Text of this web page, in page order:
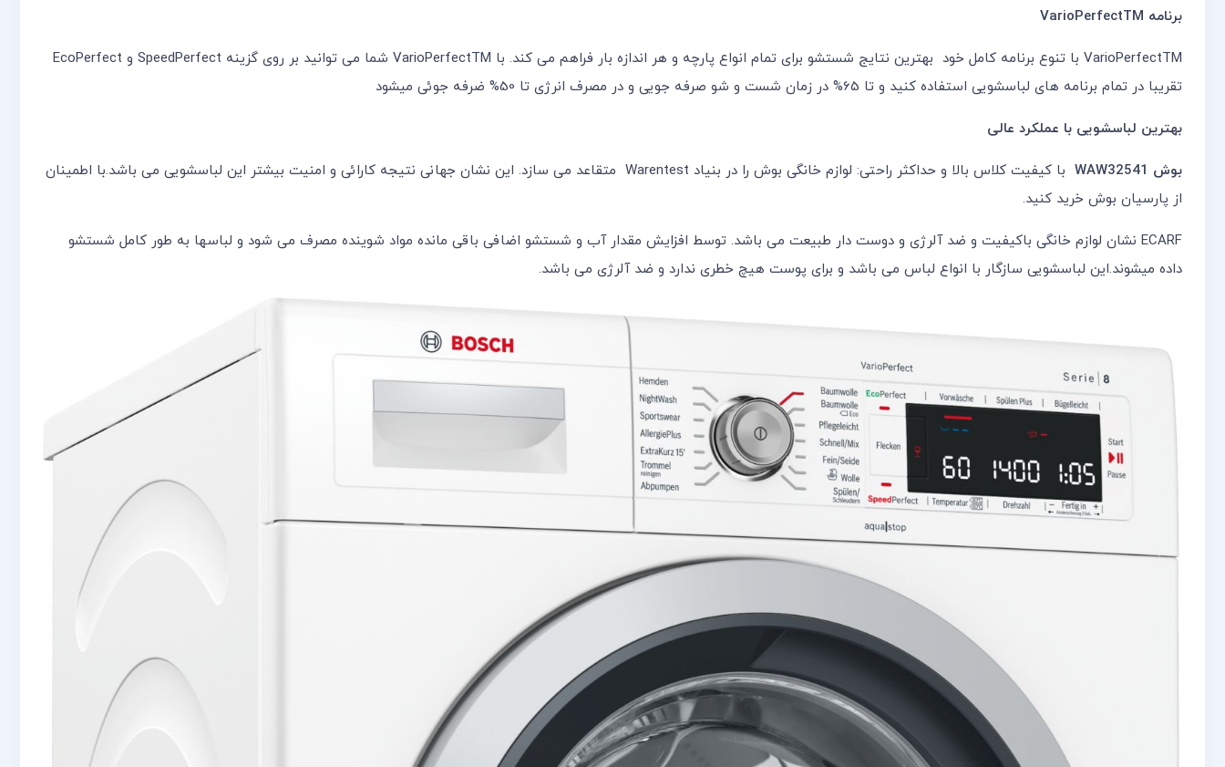
برنامه VarioPerfectTM
تقریبا در تمام برنامه های لباسشویی استفاده کنید و تا 65% در زمان شست و شو صرفه جویی و در مصرف انرژی تا 50% ضرفه جوئی میشود
بهترین لباسشویی با عملکرد عالی
بوش WAW32541 با کیفیت کلاس بالا و حداکثر راحتی: لوازم خانگی بوش را در بنیاد Warentest متقاعد می سازد.
این نشان جهانی نتیجه کارائی و امنیت بیشتر این لباسشویی می باشد.با اطمینان
از پارسیان بوش خرید کنید.
ECARF نشان لوازم خانگی باکیفیت و ضد آلرژی و دوست دار طبیعت می باشد.
توسط افزایش مقدار آب و شستشو اضافی باقی مانده مواد شوینده مصرف می شود و لباسها به طور کامل شستشو
داده میشوند.این لباسشویی سازگار با انواع لباس می باشد و برای پوست هیچ خطری ندارد و ضد آلرژی می باشد.